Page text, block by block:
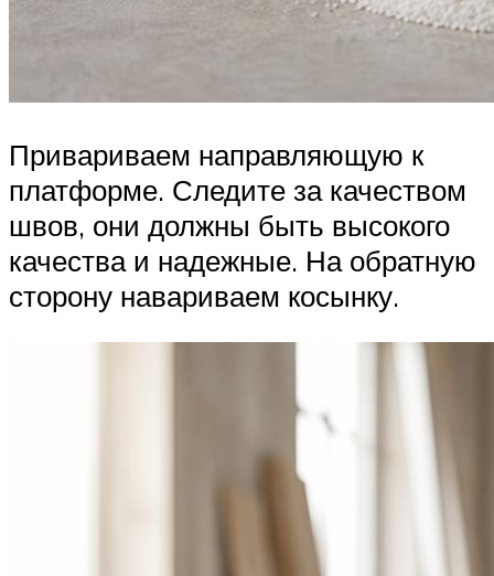
Привариваем направляющую к
платформе. Следите за качеством
швов, они должны быть высокого
качества и надежные. На обратную
сторону навариваем косынку.